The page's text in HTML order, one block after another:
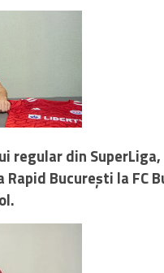
regular din
București la FC